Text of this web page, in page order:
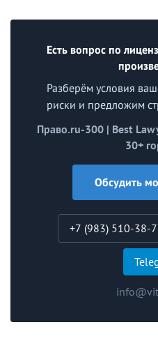
Есть вопрос по
Разберём условия
риски и предложим
Право.ru-300 | Best
30+
Обсудить
+7 (983) 510-38-